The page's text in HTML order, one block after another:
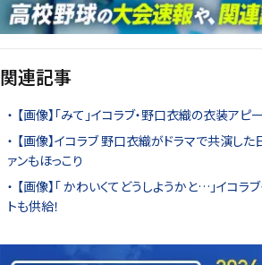
関連記事
【画像】「みて」イコラブ・野口衣織の衣装ア
【画像】イコラブ 野口衣織がドラマで共演し
ァンもほっこり
【画像】「 かわいくてどうしようかと…」イコ
トも供給！